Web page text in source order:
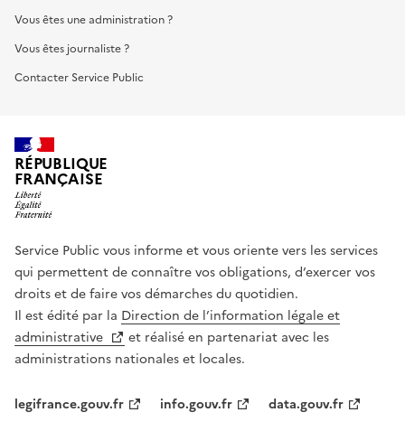
Vous êtes une administration ?
Vous êtes journaliste ?
Contacter Service Public
RÉPUBLIQUE
FRANÇAISE
Service Public vous informe et vous oriente vers les services
qui permettent de connaître vos obligations, d’exercer vos
droits et de faire vos démarches du quotidien.
Il est édité par la Direction de l’information légale et
administrative
et réalisé en partenariat avec les
administrations nationales et locales.
legifrance.gouv.fr info.gouv.fr data.gouv.fr